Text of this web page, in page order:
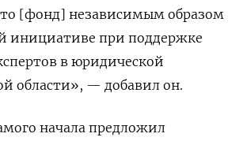
[фонд] независимым образом
инициативе при поддержке
в юридической
области», — добавил он.
начала предложил